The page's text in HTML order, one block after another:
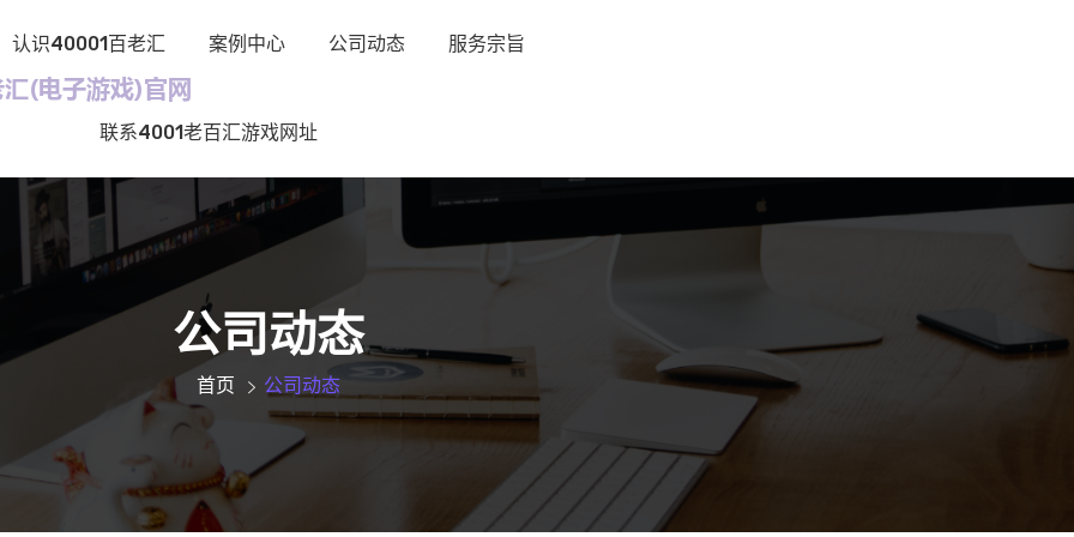
认识40001百老汇 案例中心 公司动态 服务宗旨
联系4001老百汇游戏网址
公司动态
首页 公司动态